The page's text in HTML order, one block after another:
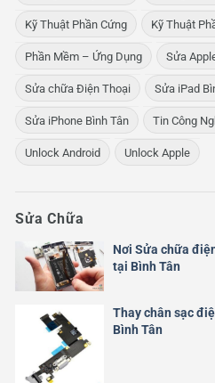
Kỹ Thuật Phần Cứng Kỹ Thuật
Phần Mềm – Ứng Dụng Sửa
Sửa chữa Điện Thoại Sửa iPad
Sửa iPhone Bình Tân Tin Công
Unlock Android Unlock Apple
Sửa Chữa
Nơi Sửa chữa
tại Bình Tân
Thay chân sạc
Bình Tân